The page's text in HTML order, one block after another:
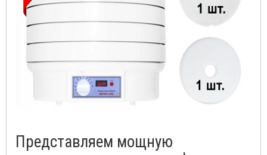
Представляем мощную